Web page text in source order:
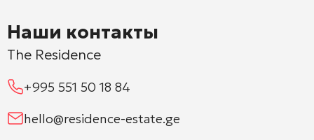
Наши контакты
The Residence
+995 551 50 18 84
hello@residence-estate.ge